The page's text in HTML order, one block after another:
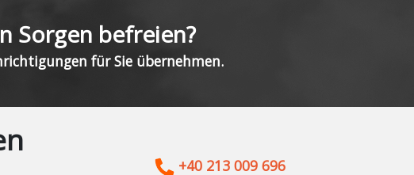
Sorgen befreien?
für Sie übernehmen.
+40 213 009 696